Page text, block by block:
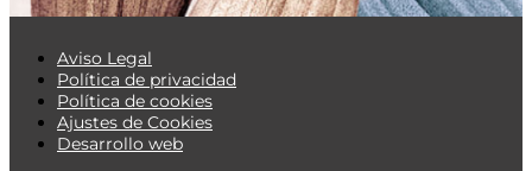
Aviso Legal
Política de privacidad
Política de cookies
Ajustes de Cookies
Desarrollo web